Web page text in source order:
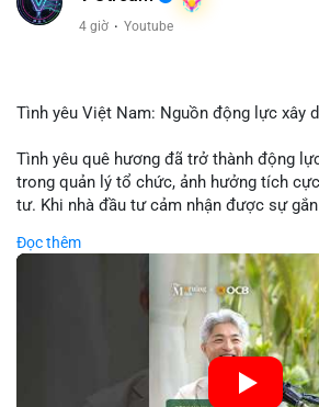
4 giờ · Youtube
Tình yêu Việt Nam: Nguồn động lực xây
Tình yêu quê hương đã trở thành động
trong quản lý tổ chức, ảnh hưởng tích
tư. Khi nhà đầu tư cảm nhận được sự
các công ty blockchain và tiền mã hoá.
tin này giúp giảm rủi ro thị trường, cải
đẩy sự phát triển bền vững của ngành
nhà quản lý cần khai thác tinh thần này
phát triển bền vững và thu hút vốn đầu tư.
🎥 Xem video trực tiếp tại:
Đọc thêm